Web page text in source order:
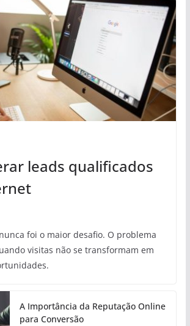
leads qualificados
foi o maior desafio. O problema
visitas não se transformam em
A Importância da Reputação Online
para Conversão